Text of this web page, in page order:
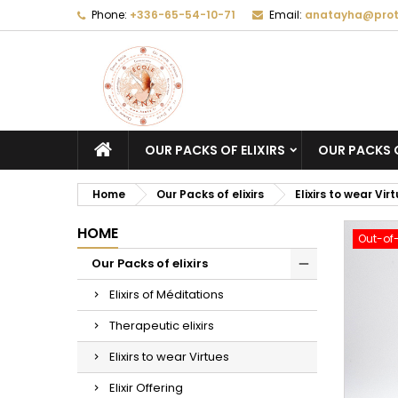
Phone: +336-65-54-10-71 Email:
OUR PACKS OF ELIXIRS OUR PACKS
Home Our Packs of elixirs Elixirs to wear
HOME
Our Packs of elixirs
Elixirs of Méditations
Therapeutic elixirs
Elixirs to wear Virtues
Elixir Offering
Out-